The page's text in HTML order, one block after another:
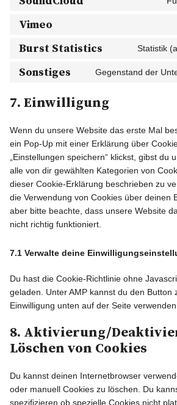
Vimeo
Burst Statistics Statistik
Sonstiges Gegenstand der
7. Einwilligung
Wenn du unsere Website das erste Mal
ein Pop-Up mit einer Erklärung über
„Einstellungen speichern“ klickst, gibst du
alle von dir gewählten Kategorien von
dieser Cookie-Erklärung beschrieben zu
die Verwendung von Cookies über deinen
aber bitte beachte, dass unsere Website
nicht richtig funktioniert.
7.1 Verwalte deine
Du hast die Cookie-Richtlinie ohne
geladen. Unter AMP kannst du den Button
Einwilligung unten auf der Seite verwenden.
8. Aktivierung/
Löschen von Cookies
Du kannst deinen Internetbrowser
oder manuell Cookies zu löschen. Du
spezifizieren ob spezielle Cookies nicht